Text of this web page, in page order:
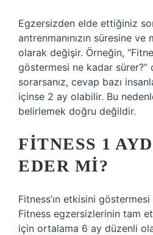
Egzersizden elde ettiğiniz
antrenmanınızın süresine ve
olarak değişir. Örneğin,
göstermesi ne kadar sürer?”
sorarsanız, cevap bazı
içinse 2 ay olabilir. Bu
belirlemek doğru değildir.
FITNESS 1
EDER MI?
Fitness’ın etkisini
Fitness egzersizlerinin tam
için ortalama 6 ay düzenli